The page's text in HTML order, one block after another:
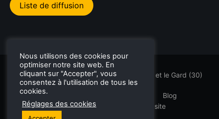
Liste de diffusion
Sorties GT et supercars dans l'Hérault (34) et le Gard (30)
PremDrive
Blog
Mentions légales
Plan du site
Nous utilisons des cookies pour
optimiser notre site web. En
cliquant sur "Accepter", vous
consentez à l'utilisation de tous les
cookies.
Réglages des cookies